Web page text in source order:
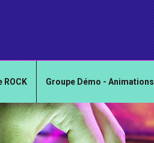
ROCK Groupe Démo - Animations